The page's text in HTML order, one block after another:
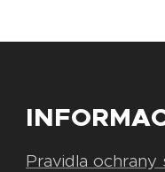
Pravidla ochrany